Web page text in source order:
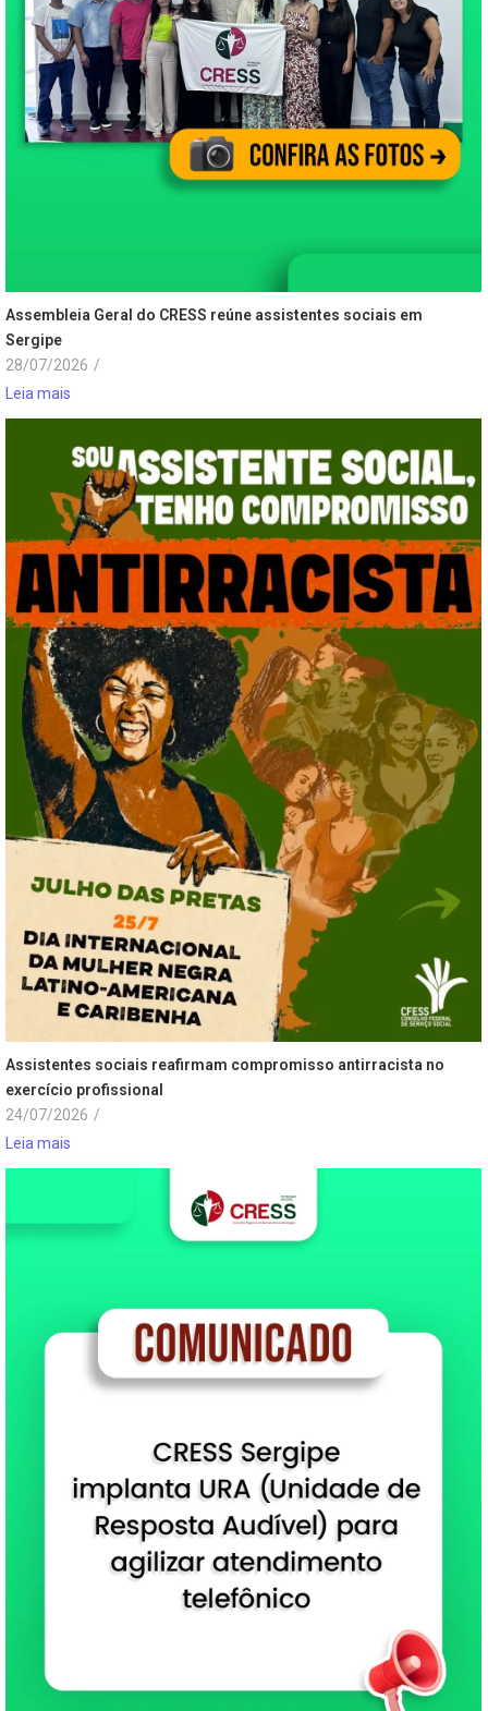
Assembleia Geral do CRESS reúne assistentes sociais em
Sergipe
28/07/2026 /
Leia mais
Assistentes sociais reafirmam compromisso antirracista no
exercício profissional
24/07/2026 /
Leia mais